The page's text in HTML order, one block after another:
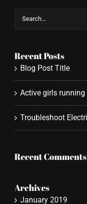
Recent Posts
Blog Post Title
Active girls
Troubleshoot
Recent Comments
Archives
January 2019